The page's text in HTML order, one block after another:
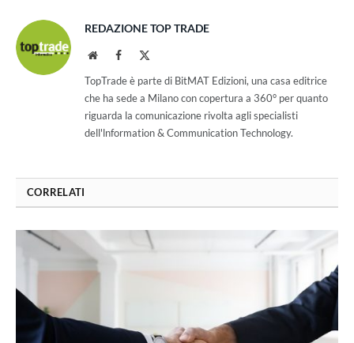
REDAZIONE TOP TRADE
WebsiteFacebook
TopTrade è parte di BitMAT Edizioni, una casa editrice
che ha sede a Milano con copertura a 360° per quanto
riguarda la comunicazione rivolta agli specialisti
dell'lnformation & Communication Technology.
CORRELATI